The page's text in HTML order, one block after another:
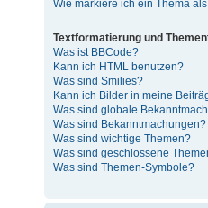
Wie markiere ich ein Thema
Textformatierung und
Was ist BBCode?
Kann ich HTML benutzen?
Was sind Smilies?
Kann ich Bilder in meine
Was sind globale
Was sind Bekanntmachungen?
Was sind wichtige Themen?
Was sind geschlossene
Was sind Themen-Symbole?